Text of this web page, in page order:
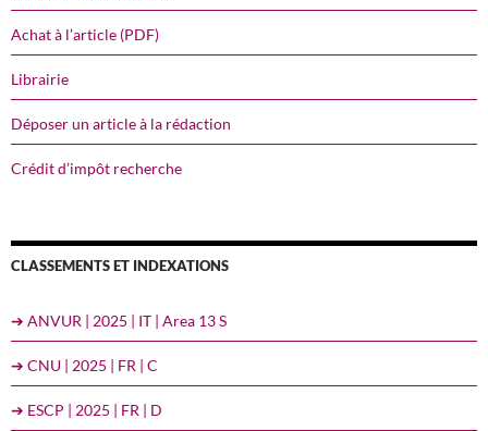
Achat à l’article (PDF)
Librairie
Déposer un article à la rédaction
Crédit d’impôt recherche
CLASSEMENTS ET INDEXATIONS
➔ ANVUR | 2025 | IT | Area 13 S
➔ CNU | 2025 | FR | C
➔ ESCP | 2025 | FR | D